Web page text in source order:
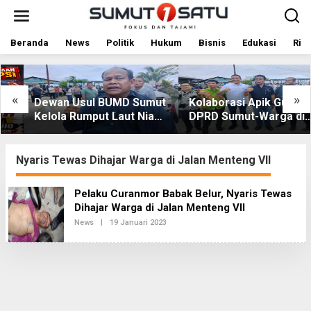
t
i
k
o
n
Beranda News Politik Hukum Bisnis Edukasi
« »
Dewan Usul BUMD Sumut
Kelola Rumput Laut Nias
Utara dari Hulu ke Hilir
Kolaborasi Apik Gubsu-
DPRD Sumut-Warga di
Nias Utara: Jalan Rusak
Diperbaiki
Nyaris Tewas Dihajar Warga di Jalan Menteng VII
Pelaku Curanmor Babak Belur, Nyaris Tewas
Dihajar Warga di Jalan Menteng VII
News | 19 Januari 2023
E